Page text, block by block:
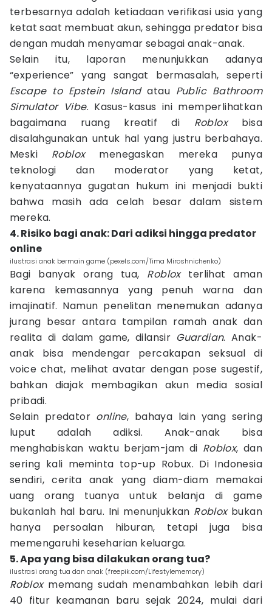
terbesarnya adalah ketiadaan verifikasi usia yang
ketat saat membuat akun, sehingga predator bisa
dengan mudah menyamar sebagai anak-anak.
Selain itu, laporan menunjukkan adanya
“experience” yang sangat bermasalah, seperti
Escape to Epstein Islandatau Public Bathroom
Simulator Vibe. Kasus-kasus ini memperlihatkan
bagaimana ruang kreatif di Robloxbisa
disalahgunakan untuk hal yang justru berbahaya.
Meski Robloxmenegaskan mereka punya
teknologi dan moderator yang ketat,
kenyataannya gugatan hukum ini menjadi bukti
bahwa masih ada celah besar dalam sistem
mereka.
4. Risiko bagi anak: Dari adiksi hingga predator
online
ilustrasi anak bermain game (pexels.com/Tima Miroshnichenko)
Bagi banyak orang tua, Robloxterlihat aman
karena kemasannya yang penuh warna dan
imajinatif. Namun penelitan menemukan adanya
jurang besar antara tampilan ramah anak dan
realita di dalam game, dilansir Guardian. Anak-
anak bisa mendengar percakapan seksual di
voice chat, melihat avatar dengan pose sugestif,
bahkan diajak membagikan akun media sosial
pribadi.
Selain predator online, bahaya lain yang sering
luput adalah adiksi. Anak-anak bisa
menghabiskan waktu berjam-jam di Roblox, dan
sering kali meminta top-up Robux. Di Indonesia
sendiri, cerita anak yang diam-diam memakai
uang orang tuanya untuk belanja di game
bukanlah hal baru. Ini menunjukkan Robloxbukan
hanya persoalan hiburan, tetapi juga bisa
memengaruhi keseharian keluarga.
5. Apa yang bisa dilakukan orang tua?
ilustrasi orang tua dan anak (freepik.com/Lifestylememory)
Robloxmemang sudah menambahkan lebih dari
40 fitur keamanan baru sejak 2024, mulai dari